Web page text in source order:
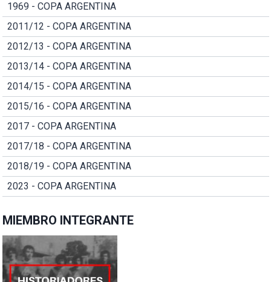
1969 - COPA ARGENTINA
2011/12 - COPA ARGENTINA
2012/13 - COPA ARGENTINA
2013/14 - COPA ARGENTINA
2014/15 - COPA ARGENTINA
2015/16 - COPA ARGENTINA
2017 - COPA ARGENTINA
2017/18 - COPA ARGENTINA
2018/19 - COPA ARGENTINA
2023 - COPA ARGENTINA
MIEMBRO INTEGRANTE